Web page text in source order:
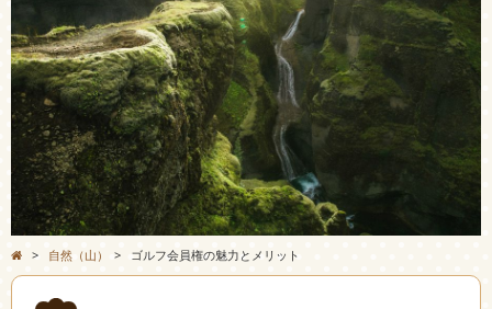
> 自然（山） > ゴルフ会員権の魅力とメリット